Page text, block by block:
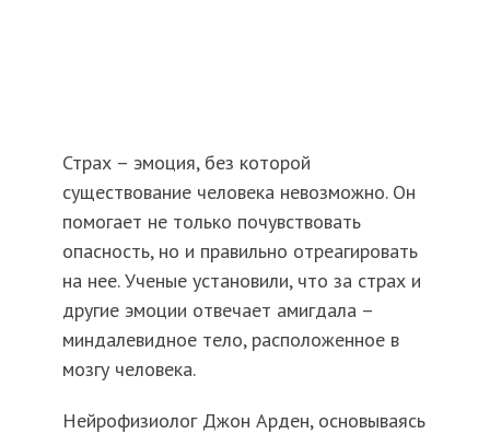
Страх – эмоция, без которой
существование человека невозможно. Он
помогает не только почувствовать
опасность, но и правильно отреагировать
на нее. Ученые установили, что за страх и
другие эмоции отвечает амигдала –
миндалевидное тело, расположенное в
мозгу человека.
Нейрофизиолог Джон Арден, основываясь